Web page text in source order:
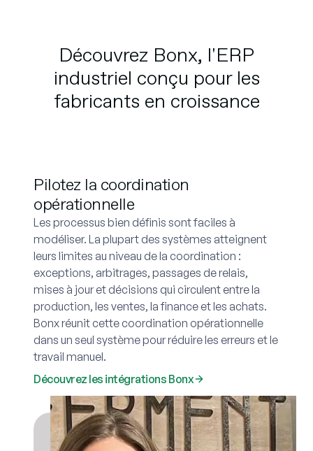
Découvrez Bonx, l'ERP
industriel conçu pour les
fabricants en croissance
Pilotez la coordination
opérationnelle
Les processus bien définis sont faciles à
modéliser. La plupart des systèmes atteignent
leurs limites au niveau de la coordination :
exceptions, arbitrages, passages de relais,
mises à jour et décisions qui circulent entre la
production, les ventes, la finance et les achats.
Bonx réunit cette coordination opérationnelle
dans un seul système pour réduire les erreurs et le
travail manuel.
Découvrez les intégrations Bonx